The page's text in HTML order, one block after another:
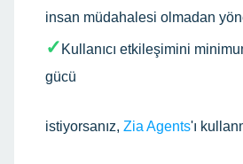
insan müdahalesi olmadan
✓ Kullanıcı etkileşimini
gücü
istiyorsanız, Zia Agents'ı